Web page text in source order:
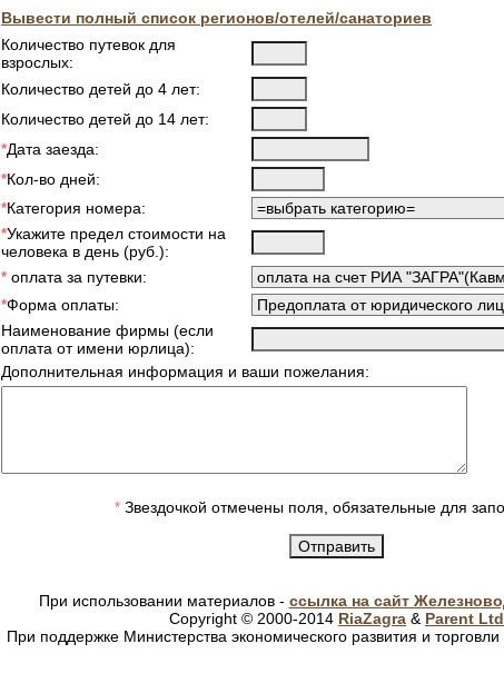
Вывести полный список регионов/отелей/санаториев
Количество путевок для
взрослых:
Количество детей до 4 лет:
Количество детей до 14 лет:
*Дата заезда:
*Кол-во дней:
*Категория номера:
*Укажите предел стоимости на
человека в день (руб.):
* оплата за путевки:
*Форма оплаты:
Наименование фирмы (если
оплата от имени юрлица):
Дополнительная информация и ваши пожелания:
* Звездочкой отмечены поля, обязательные для
При использовании материалов - ссылка на сайт
Copyright © 2000-2014 RiaZagra & Parent Ltd
При поддержке Министерства экономического развития и торговли